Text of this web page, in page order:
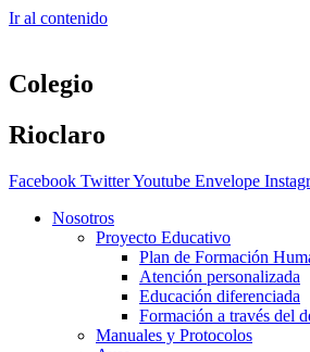
Ir al contenido
Colegio
Rioclaro
Facebook TwitterYoutube Envelope
Nosotros
Proyecto Educativo
Plan de Formación
Atención personalizada
Educación diferenciada
Formación a través del
Manuales y Protocolos